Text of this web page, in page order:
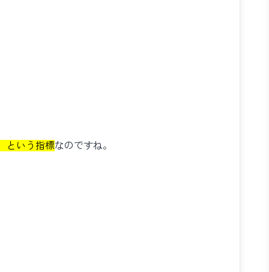
という指標なのですね。